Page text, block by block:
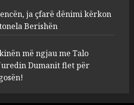
Prokuroria jep pretencën, ja
çfarë dënimi kërkon për
Berishën
MARCH 25, 2025
ja çfarë dënimi kërkon
Berishën
më ngjau me Talo
Dumanit flet për